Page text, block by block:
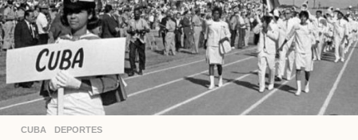
á
s
CUBA ,DEPORTES